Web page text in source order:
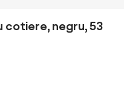
cotiere, negru, 53